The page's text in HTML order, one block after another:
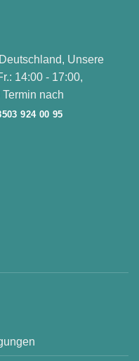
Unsere
14:00 - 17:00,
nach
924 00 95